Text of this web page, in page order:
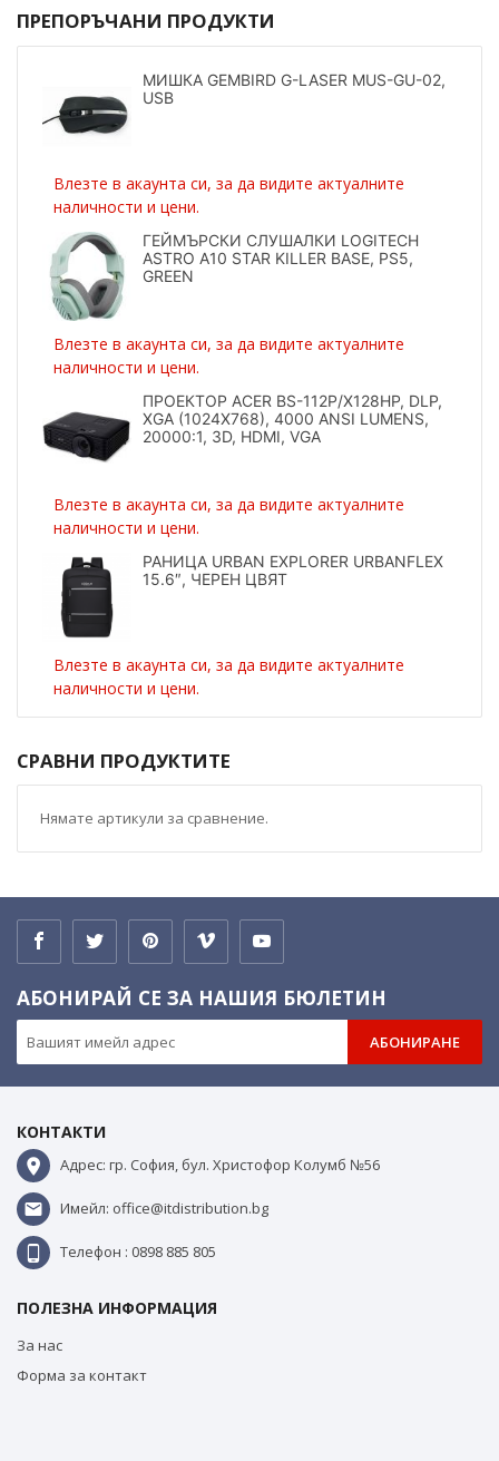
ПРЕПОРЪЧАНИ ПРОДУКТИ
МИШКА GEMBIRD G-LASER MUS-GU-02,
USB
Влезте в акаунта си, за да видите актуалните
наличности и цени.
ГЕЙМЪРСКИ СЛУШАЛКИ LOGITECH
ASTRO A10 STAR KILLER BASE, PS5,
GREEN
Влезте в акаунта си, за да видите актуалните
наличности и цени.
ПРОЕКТОР ACER BS-112P/X128HP, DLP,
XGA (1024X768), 4000 ANSI LUMENS,
20000:1, 3D, HDMI, VGA
Влезте в акаунта си, за да видите актуалните
наличности и цени.
РАНИЦА URBAN EXPLORER URBANFLEX
15.6″, ЧЕРЕН ЦВЯТ
Влезте в акаунта си, за да видите актуалните
наличности и цени.
СРАВНИ ПРОДУКТИТЕ
Нямате артикули за сравнение.
АБОНИРАЙ СЕ ЗА НАШИЯ БЮЛЕТИН
АБОНИРАНЕ
КОНТАКТИ
Адрес: гр. София, бул. Христофор Колумб №56
Имейл: office@itdistribution.bg
Телефон : 0898 885 805
ПОЛЕЗНА ИНФОРМАЦИЯ
За нас
Форма за контакт